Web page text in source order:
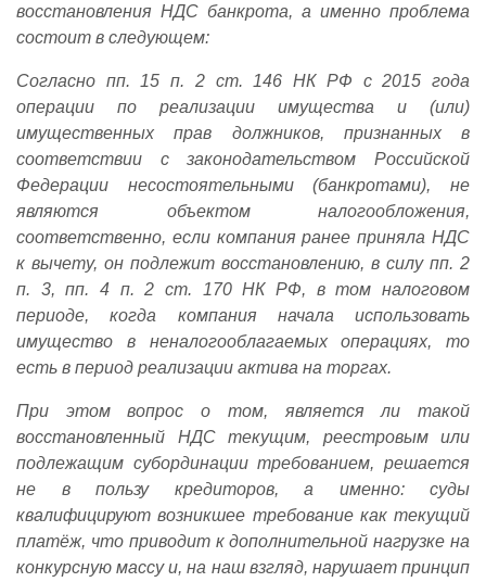
восстановления НДС банкрота, а именно проблема
состоит в следующем:
Согласно пп. 15 п. 2 ст. 146 НК РФ с 2015 года
операции по реализации имущества и (или)
имущественных прав должников, признанных в
соответствии с законодательством Российской
Федерации несостоятельными (банкротами), не
являются объектом налогообложения,
соответственно, если компания ранее приняла НДС
к вычету, он подлежит восстановлению, в силу пп. 2
п. 3, пп. 4 п. 2 ст. 170 НК РФ, в том налоговом
периоде, когда компания начала использовать
имущество в неналогооблагаемых операциях, то
есть в период реализации актива на торгах.
При этом вопрос о том, является ли такой
восстановленный НДС текущим, реестровым или
подлежащим субординации требованием, решается
не в пользу кредиторов, а именно: суды
квалифицируют возникшее требование как текущий
платёж, что приводит к дополнительной нагрузке на
конкурсную массу и, на наш взгляд, нарушает принцип